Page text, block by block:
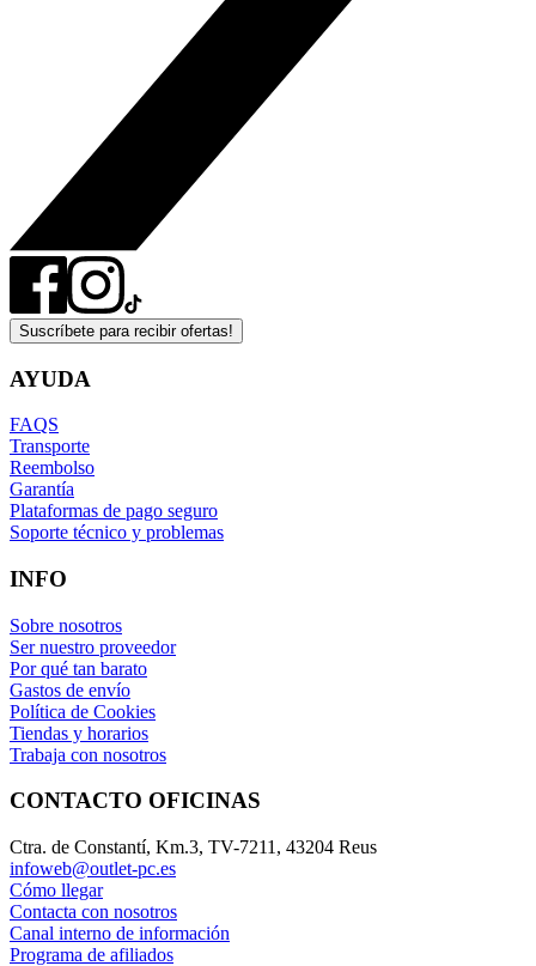
Suscríbete para recibir ofertas!
AYUDA
FAQS
Transporte
Reembolso
Garantía
Plataformas de pago seguro
Soporte técnico y problemas
INFO
Sobre nosotros
Ser nuestro proveedor
Por qué tan barato
Gastos de envío
Política de Cookies
Tiendas y horarios
Trabaja con nosotros
CONTACTO OFICINAS
Ctra. de Constantí, Km.3, TV-7211, 43204 Reus
infoweb@outlet-pc.es
Cómo llegar
Contacta con nosotros
Canal interno de información
Programa de afiliados